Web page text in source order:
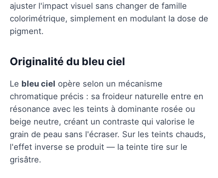
ajuster l'impact visuel sans changer de famille
colorimétrique, simplement en modulant la dose de
pigment.
Originalité du bleu ciel
Le bleu ciel opère selon un mécanisme
chromatique précis : sa froideur naturelle entre en
résonance avec les teints à dominante rosée ou
beige neutre, créant un contraste qui valorise le
grain de peau sans l'écraser. Sur les teints chauds,
l'effet inverse se produit — la teinte tire sur le
grisâtre.